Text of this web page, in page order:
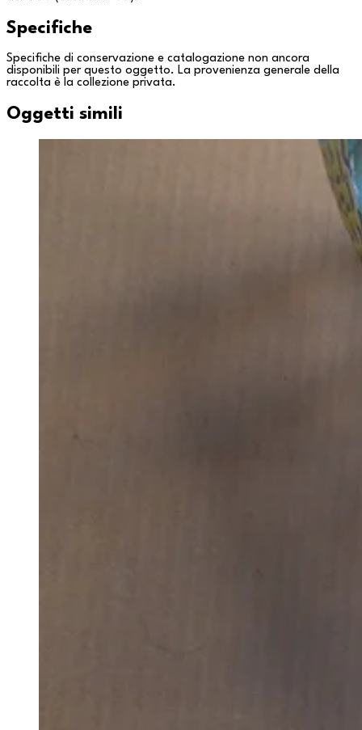
Specifiche
Specifiche di conservazione e catalogazione non ancora
disponibili per questo oggetto. La provenienza generale della
raccolta è la collezione privata.
Oggetti simili